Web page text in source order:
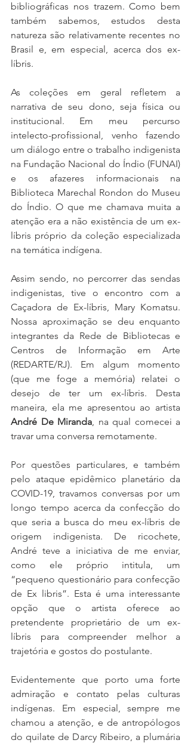
bibliográficas nos trazem. Como bem
também sabemos, estudos desta
natureza são relativamente recentes no
Brasil e, em especial, acerca dos ex-
líbris.
As coleções em geral refletem a
narrativa de seu dono, seja física ou
institucional. Em meu percurso
intelecto-profissional, venho fazendo
um diálogo entre o trabalho indigenista
na Fundação Nacional do Índio (FUNAI)
e os afazeres informacionais na
Biblioteca Marechal Rondon do Museu
do Índio. O que me chamava muita a
atenção era a não existência de um ex-
líbris próprio da coleção especializada
na temática indígena.
Assim sendo, no percorrer das sendas
indigenistas, tive o encontro com a
Caçadora de Ex-líbris, Mary Komatsu.
Nossa aproximação se deu enquanto
integrantes da Rede de Bibliotecas e
Centros de Informação em Arte
(REDARTE/RJ). Em algum momento
(que me foge a memória) relatei o
desejo de ter um ex-líbris. Desta
André De Miranda, na qual comecei a
travar uma conversa remotamente.
Por questões particulares, e também
pelo ataque epidêmico planetário da
COVID-19, travamos conversas por um
longo tempo acerca da confecção do
que seria a busca do meu ex-líbris de
origem indigenista. De ricochete,
André teve a iniciativa de me enviar,
como ele próprio intitula, um
“pequeno questionário para confecção
de Ex libris”. Esta é uma interessante
opção que o artista oferece ao
pretendente proprietário de um ex-
líbris para compreender melhor a
trajetória e gostos do postulante.
Evidentemente que porto uma forte
admiração e contato pelas culturas
indígenas. Em especial, sempre me
chamou a atenção, e de antropólogos
do quilate de Darcy Ribeiro, a plumária